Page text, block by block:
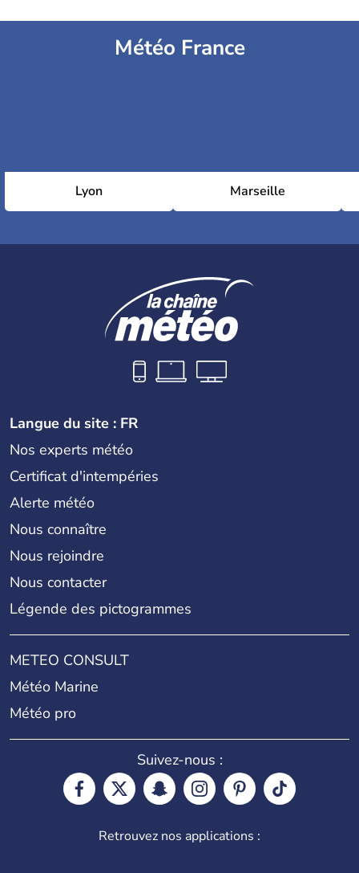
Météo France
Lyon Marseille
Langue du site : FR
Nos experts météo
Certificat d'intempéries
Alerte météo
Nous connaître
Nous rejoindre
Nous contacter
Légende des pictogrammes
METEO CONSULT
Météo Marine
Météo pro
Suivez-nous :
Retrouvez nos applications :